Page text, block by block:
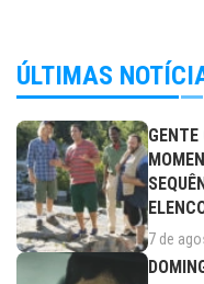
ÚLTIMAS
7 de